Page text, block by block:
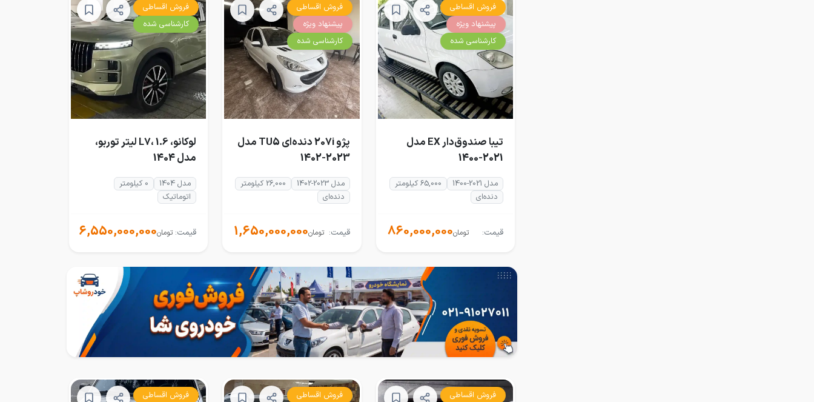
فروش اقساطی
پیشنهاد ویژه
کارشناسی شده
تیبا صندوق‌دار EX مدل
2021-1400
مدل 2021-1400
65,000 کیلومتر
دنده‌ای
قیمت: 860,000,000تومان
فروش اقساطی
پیشنهاد ویژه
کارشناسی شده
پژو 207i دنده‌ای TU5 مدل
2023-1402
مدل 2023-1402
26,000 کیلومتر
دنده‌ای
قیمت: 1,650,000,000تومان
فروش اقساطی
کارشناسی شده
لوکانو، L7، 1.6 لیتر توربو،
مدل 1404
مدل 1404
0 کیلومتر
اتوماتیک
قیمت: 6,550,000,000تومان
فروش اقساطی
فروش اقساطی
فروش اقساطی